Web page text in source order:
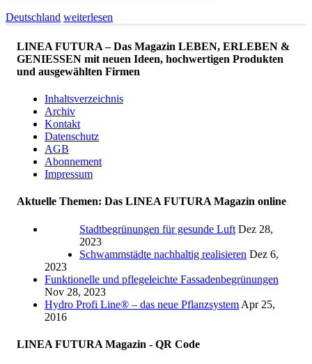
Deutschland weiterlesen
LINEA FUTURA – Das Magazin LEBEN, ERLEBEN &
GENIESSEN mit neuen Ideen, hochwertigen Produkten
und ausgewählten Firmen
Inhaltsverzeichnis
Archiv
Kontakt
Datenschutz
AGB
Abonnement
Impressum
Aktuelle Themen: Das LINEA FUTURA Magazin online
Stadtbegrünungen für gesunde Luft Dez 28,
2023
Schwammstädte nachhaltig realisieren Dez 6,
2023
Funktionelle und pflegeleichte Fassadenbegrünungen
Nov 28, 2023
Hydro Profi Line® – das neue Pflanzsystem Apr 25,
2016
LINEA FUTURA Magazin - QR Code